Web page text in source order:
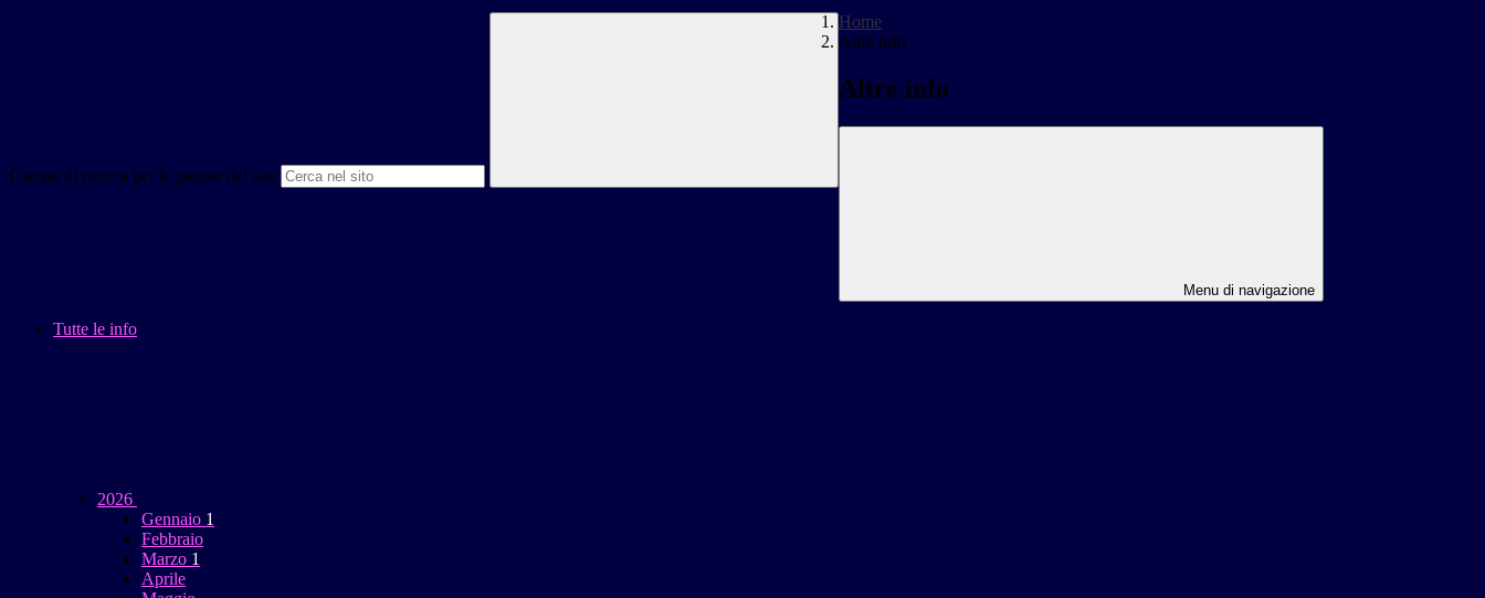
Campo di ricerca per le pagine del sito
Home >
Altre info
Altre info
Menu di navigazione
Tutte le info
2026
Gennaio 1
Febbraio
Marzo 1
Aprile